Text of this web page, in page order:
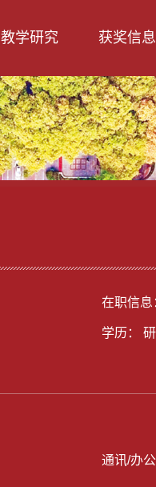
教学研究 获奖信息
在职信息
学历：
通讯/办公